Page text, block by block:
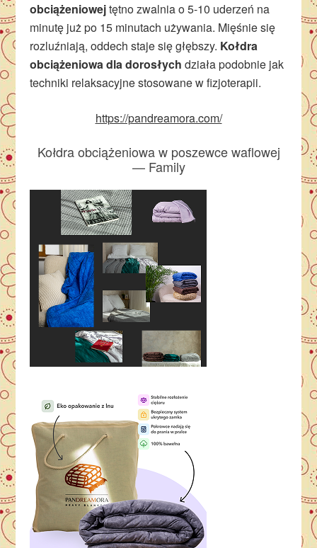
obciążeniowejtętno zwalnia o 5-10 uderzeń na
minutę już po 15 minutach używania. Mięśnie się
rozluźniają, oddech staje się głębszy. Kołdra
obciążeniowa dla dorosłych działa podobnie jak
techniki relaksacyjne stosowane w fizjoterapii.
https://pandreamora.com/
Kołdra obciążeniowa w poszewce waflowej
— Family